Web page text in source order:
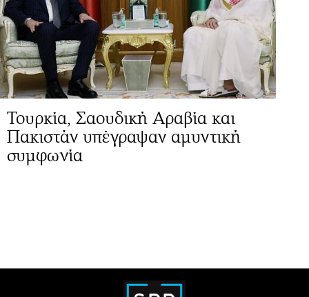
Τουρκία, Σαουδική Αραβία και
Πακιστάν υπέγραψαν αμυντική
συμφωνία